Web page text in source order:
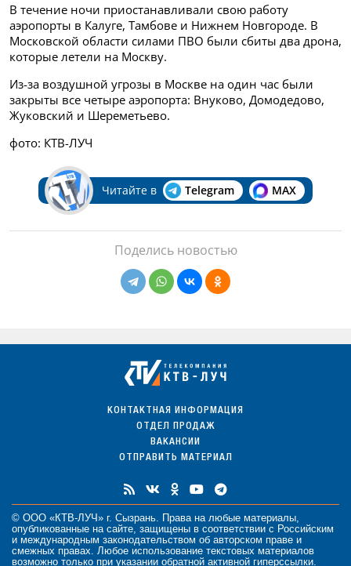
В течение ночи приостанавливали свою работу
аэропорты в Калуге, Тамбове и Нижнем Новгороде. В
Московской области силами ПВО были сбиты два дрона,
которые летели на Москву.
Из-за воздушной угрозы в Москве на один час были
закрыты все четыре аэропорта: Внуково, Домодедово,
Жуковский и Шереметьево.
фото: КТВ-ЛУЧ
Читайте в Telegram MAX
Поделись новостью
КОНТАКТНАЯ ИНФОРМАЦИЯ
ОТДЕЛ ПРОДАЖ
ВАКАНСИИ
ОТПРАВИТЬ МАТЕРИАЛ
© ООО «КТВ-ЛУЧ» г. Сызрань. Права на любые материалы
опубликованные на сайте, защищены в соответствии с Российским
и международным законодательством об авторском праве и
смежных правах. Любое использование текстовых материалов
возможно только при указании обратной активной гиперссылки.